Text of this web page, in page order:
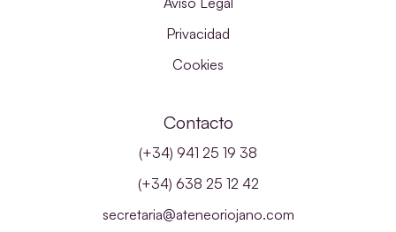
Privacidad
Cookies
Contacto
(+34) 941 25 19 38
(+34) 638 25 12 42
secretaria@ateneoriojano.com